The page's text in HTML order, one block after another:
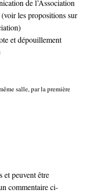
de l’Association
les propositions sur
)
et dépouillement
salle, par la première
et peuvent être
commentaire ci-